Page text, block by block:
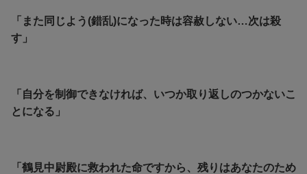
「また同じよう(錯乱)になった時は容赦しない…次は殺
す」
「自分を制御できなければ、いつか取り返しのつかないこ
とになる」
「鶴見中尉殿に救われた命ですから、残りはあなたのため